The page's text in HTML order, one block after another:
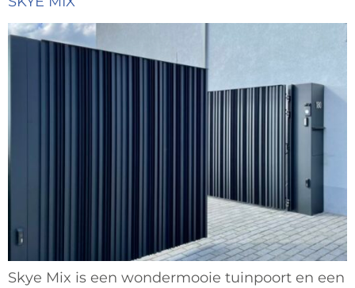
Skye Mix is een wondermooie tuinpoort en een